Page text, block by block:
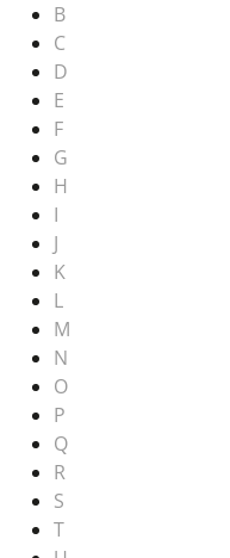
B
C
D
E
F
G
H
I
J
K
L
M
N
O
P
Q
R
S
T